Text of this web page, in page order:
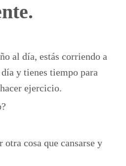
al día, estás corriendo a
y tienes tiempo para
ejercicio.
otra cosa que cansarse y